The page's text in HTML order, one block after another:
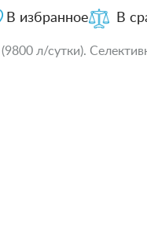
В
В избранное
л/сутки).